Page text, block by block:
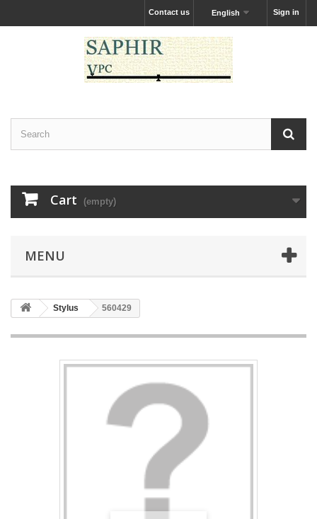
Sign in
English
Contact us
Cart (empty)
MENU
Stylus 560429